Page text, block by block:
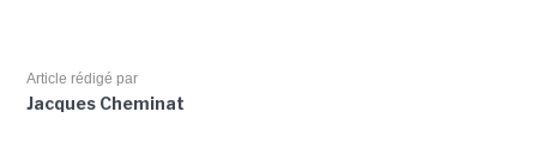
Article rédigé par
Jacques Cheminat